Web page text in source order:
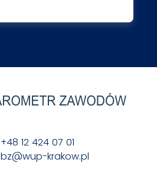
+48 12 424 07 01
bz@wup-krakow.pl